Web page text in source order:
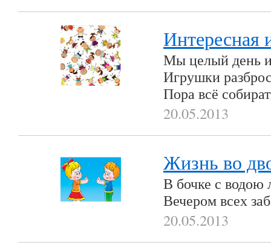
Интересная
Мы целый день
Игрушки
Пора всё
20.05.2013
Жизнь во
В бочке с водою
Вечером всех
20.05.2013